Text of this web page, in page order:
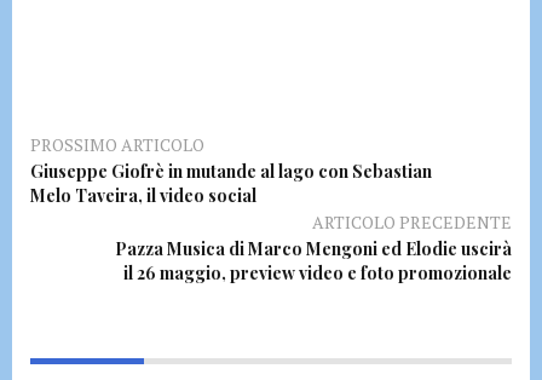
PROSSIMO ARTICOLO
Giuseppe Giofrè in mutande al lago con Sebastian
Melo Taveira, il video social
ARTICOLO PRECEDENTE
Pazza Musica di Marco Mengoni ed Elodie uscirà
il 26 maggio, preview video e foto promozionale